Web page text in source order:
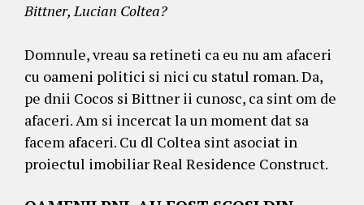
Bittner, Lucian Coltea?
Domnule, vreau sa retineti ca eu nu am afaceri
cu oameni politici si nici cu statul roman. Da,
pe dnii Cocos si Bittner ii cunosc, ca sint om de
afaceri. Am si incercat la un moment dat sa
facem afaceri. Cu dl Coltea sint asociat in
proiectul imobiliar Real Residence Construct.